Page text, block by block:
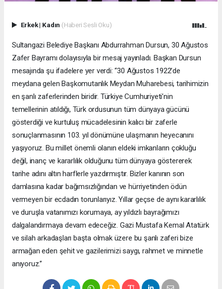
Erkek| Kadın (Haberi Sesli Oku)
Sultangazi Belediye Başkanı Abdurrahman Dursun, 30 Ağustos
Zafer Bayramı dolayısıyla bir mesaj yayınladı. Başkan Dursun
mesajında şu ifadelere yer verdi: “30 Ağustos 1922’de
meydana gelen Başkomutanlık Meydan Muharebesi, tarihimizin
en şanlı zaferlerinden biridir. Türkiye Cumhuriyeti’nin
temellerinin atıldığı, Türk ordusunun tüm dünyaya gücünü
gösterdiği ve kurtuluş mücadelesinin kalıcı bir zaferle
sonuçlanmasının 103. yıl dönümüne ulaşmanın heyecanını
yaşıyoruz. Bu millet önemli olanın eldeki imkanların çokluğu
değil, inanç ve kararlılık olduğunu tüm dünyaya göstererek
tarihe adını altın harflerle yazdırmıştır. Bizler kanının son
damlasına kadar bağımsızlığından ve hürriyetinden ödün
vermeyen bir ecdadın torunlarıyız. Yıllar geçse de aynı kararlılık
ve duruşla vatanımızı korumaya, ay yıldızlı bayrağımızı
dalgalandırmaya devam edeceğiz. Gazi Mustafa Kemal Atatürk
ve silah arkadaşları başta olmak üzere bu şanlı zaferi bize
armağan eden şehit ve gazilerimizi saygı, rahmet ve minnetle
anıyoruz.”